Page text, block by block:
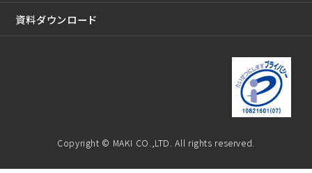
資料ダウンロード
Copyright © MAKI CO.,LTD. All rights reserved.